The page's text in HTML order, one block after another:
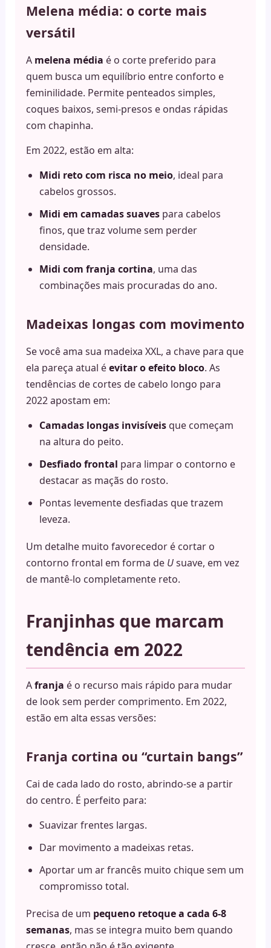
Melena média: o corte mais
versátil
A melena média é o corte preferido para
quem busca um equilíbrio entre conforto e
feminilidade. Permite penteados simples,
coques baixos, semi-presos e ondas rápidas
com chapinha.
Em 2022, estão em alta:
Midi reto com risca no meio, ideal para
cabelos grossos.
Midi em camadas suaves para cabelos
finos, que traz volume sem perder
densidade.
Midi com franja cortina, uma das
combinações mais procuradas do ano.
Madeixas longas com movimento
Se você ama sua madeixa XXL, a chave para que
ela pareça atual éevitar o efeito bloco. As
tendências de cortes de cabelo longo para
2022 apostam em:
Camadas longas invisíveisque começam
na altura do peito.
Desfiado frontal para limpar o contorno e
destacar as maçãs do rosto.
Pontas levemente desfiadas que trazem
leveza.
Um detalhe muito favorecedor é cortar o
contorno frontal em forma de Usuave, em vez
de mantê-lo completamente reto.
Franjinhas que marcam
tendência em 2022
Afranja é o recurso mais rápido para mudar
de look sem perder comprimento. Em 2022,
estão em alta essas versões:
Franja cortina ou “curtain bangs”
Cai de cada lado do rosto, abrindo-se a partir
do centro. É perfeito para:
Suavizar frentes largas.
Dar movimento a madeixas retas.
Aportar um ar francês muito chique sem um
compromisso total.
Precisa de um pequeno retoque a cada 6-8
semanas, mas se integra muito bem quando